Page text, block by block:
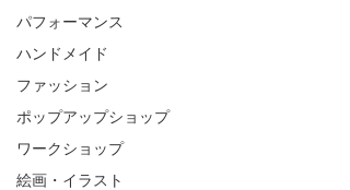
パフォーマンス
ハンドメイド
ファッション
ポップアップショップ
ワークショップ
絵画・イラスト